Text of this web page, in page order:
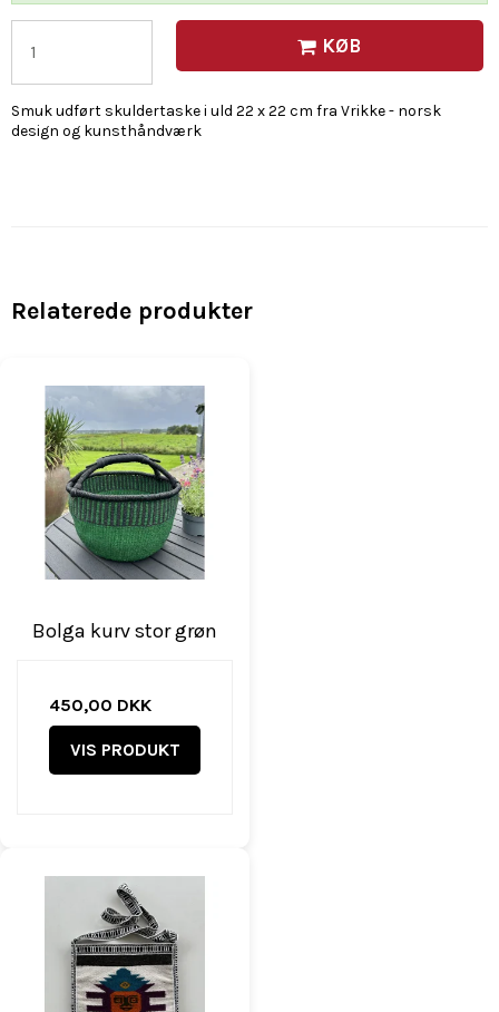
KØB
Smuk udført skuldertaske i uld 22 x 22 cm fra Vrikke - norsk
design og kunsthåndværk
Relaterede produkter
Bolga kurv stor grøn
450,00 DKK
VIS PRODUKT